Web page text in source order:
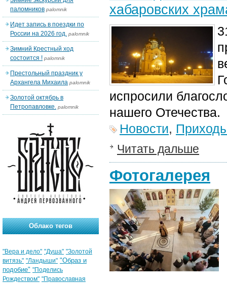
хабаровских
испросили
нашего Отечества.
Новости,
Читать дальше
Фотогалерея
паломников palomnik
Идет запись в поездки по
России на 2026 год. palomnik
Зимний Крестный ход
состоится ! palomnik
Престольный праздник у
Архангела Михаила palomnik
Золотой октябрь в
Петропавловке. palomnik
Облако тегов
"Вера и дело" "Душа" "Золотой
витязь" "Ландыши" "Образ и
подобие" "Поделись
Рождеством" "Православная